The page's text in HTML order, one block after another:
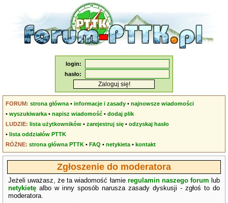
login:
hasło:
FORUM: strona główna •informacje i zasady •najnowsze wiadomości
•wyszukiwarka •napisz wiadomość •dodaj plik
LUDZIE: lista użytkowników •zarejestruj się •odzyskaj hasło
•lista oddziałów PTTK
RÓŻNE: strona główna PTTK •FAQ •netykieta •kontakt
Zgłoszenie do moderatora
Jeżeli uważasz, że ta wiadomość łamie regulamin naszego forum lub
netykietę albo w inny sposób narusza zasady dyskusji - zgłoś to do
moderatora.